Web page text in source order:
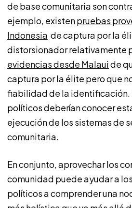
de base comunitaria son
ejemplo, existenpruebas
Indonesia de captura por la
distorsionador relativamente
evidencias desde Malauide
captura por la élite pero que
fiabilidad de la identificación.
políticos deberían conocer
ejecución de los sistemas de
comunitaria.
En conjunto, aprovechar los
comunidad puede ayudar a
políticos a comprender una